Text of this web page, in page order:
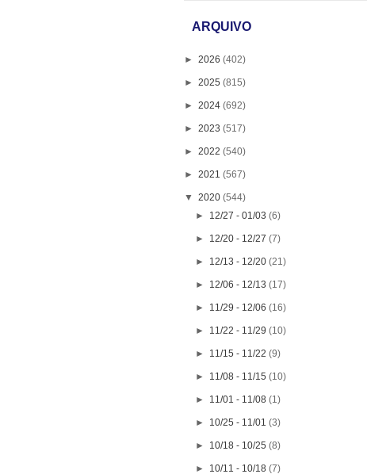
ARQUIVO
► 2026 (402)
► 2025 (815)
► 2024 (692)
► 2023 (517)
► 2022 (540)
► 2021 (567)
▼ 2020 (544)
► 12/27 - 01/03(6)
► 12/20 - 12/27(7)
► 12/13 - 12/20(21)
► 12/06 - 12/13(17)
► 11/29 - 12/06(16)
► 11/22 - 11/29(10)
► 11/15 - 11/22(9)
► 11/08 - 11/15(10)
► 11/01 - 11/08(1)
► 10/25 - 11/01(3)
► 10/18 - 10/25(8)
► 10/11 - 10/18(7)